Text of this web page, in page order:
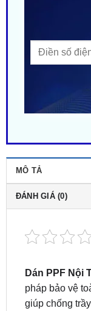
ĐÁNH GIÁ (0)
Dán PPF Nội
giúp chống
phai màu và
ZKar Auto –